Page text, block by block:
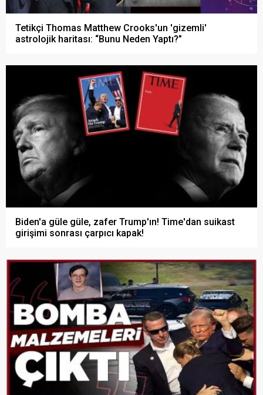
Tetikçi Thomas Matthew Crooks'un 'gizemli'
astrolojik haritası: “Bunu Neden Yaptı?”
Biden'a güle güle, zafer Trump'ın! Time'dan suikast
girişimi sonrası çarpıcı kapak!